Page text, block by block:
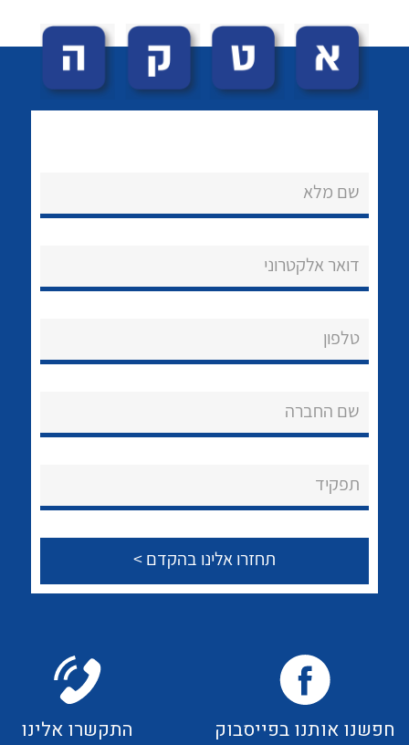
שירותי תמיכה
About Ateka Ltd.
לכל מוצרי היצרן
לכל מוצרי היצרן לכל מוצרי היצרן
שם מלא
דואר אלקטרוני
טלפון
שם החברה
תפקיד
חפשנו אותנו בפייסבוק התקשרו אלינו